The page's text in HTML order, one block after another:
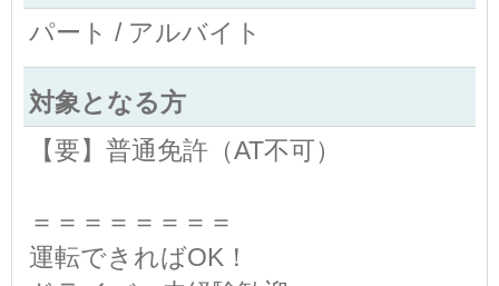
パート / アルバイト
対象となる方
【要】普通免許（AT不可）
＝＝＝＝＝＝＝＝
運転できればOK！